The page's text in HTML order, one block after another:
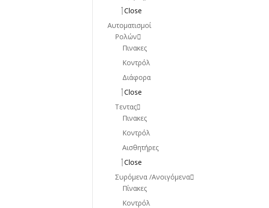
Close
Αυτοματισμοί
Ρολών
Πινακες
Κοντρόλ
Διάφορα
Close
Τεντας
Πινακες
Κοντρόλ
Αισθητήρες
Close
Συρόμενα /Ανοιγόμενα
Πίνακες
Κοντρόλ